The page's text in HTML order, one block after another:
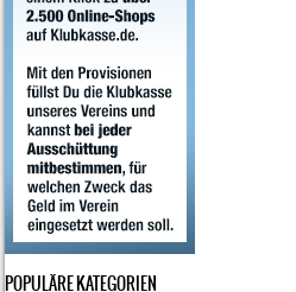
POPULÄRE KATEGORIEN